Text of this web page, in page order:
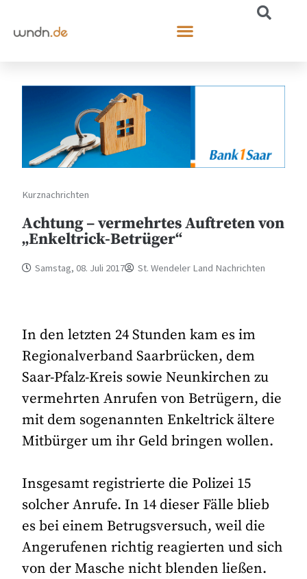
Kurznachrichten
Achtung – vermehrtes Auftreten von
„Enkeltrick-Betrüger“
Samstag, 08. Juli 2017 St. Wendeler Land Nachrichten
In den letzten 24 Stunden kam es im
Regionalverband Saarbrücken, dem
Saar-Pfalz-Kreis sowie Neunkirchen zu
vermehrten Anrufen von Betrügern, die
mit dem sogenannten Enkeltrick ältere
Mitbürger um ihr Geld bringen wollen.
Insgesamt registrierte die Polizei 15
solcher Anrufe. In 14 dieser Fälle blieb
es bei einem Betrugsversuch, weil die
Angerufenen richtig reagierten und sich
von der Masche nicht blenden ließen.